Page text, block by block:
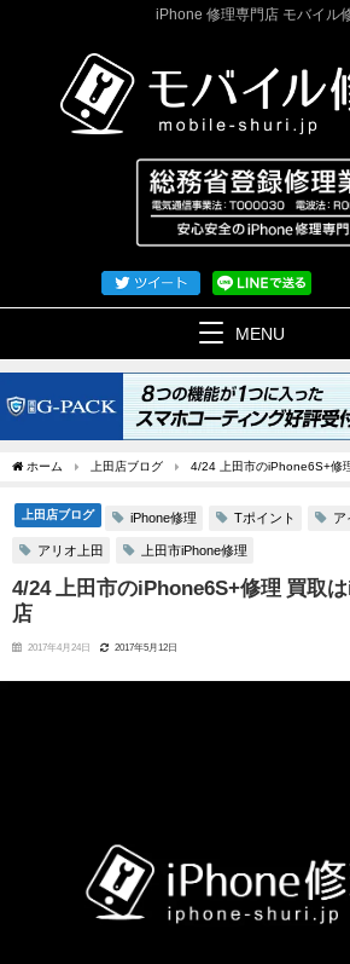
iPhone 修理専門店 モバイル
MENU
ホーム 上田店ブログ 4/24 上田市のiPhone6S+修
上田店ブログ iPhone修理 Tポイント ア
アリオ上田 上田市iPhone修理
4/24 上田市のiPhone6S+修理 買取
店
2017年4月24日 2017年5月12日